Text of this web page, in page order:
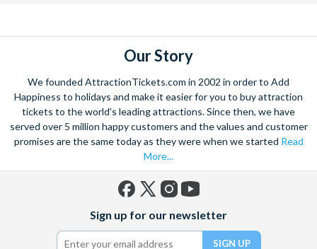
Our Story
We founded AttractionTickets.com in 2002 in order to Add
Happiness to holidays and make it easier for you to buy attraction
tickets to the world's leading attractions. Since then, we have
served over 5 million happy customers and the values and customer
promises are the same today as they were when we started Read
More...
(formerly
Twitter)
Sign up for our newsletter